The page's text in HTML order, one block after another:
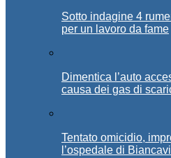
Sotto indagine 4
per un lavoro da fame
Dimentica l’auto
causa dei gas di
Tentato omicidio,
l’ospedale di